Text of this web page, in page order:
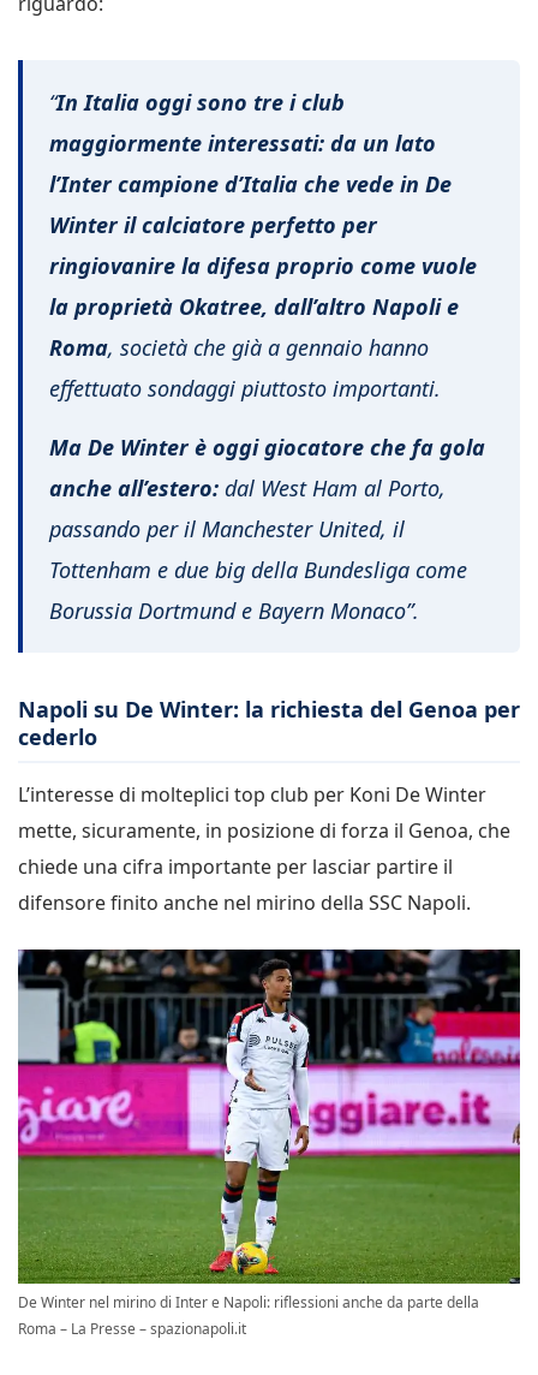
“In Italia oggi sono tre i club
maggiormente interessati: da un lato
l’Inter campione d’Italia che vede in De
Winter il calciatore perfetto per
ringiovanire la difesa proprio come vuole
la proprietà Okatree, dall’altro Napoli e
Roma, società che già a gennaio hanno
effettuato sondaggi piuttosto importanti.
Ma De Winter è oggi giocatore che fa gola
anche all’estero: dal West Ham al Porto,
passando per il Manchester United, il
Tottenham e due big della Bundesliga come
Borussia Dortmund e Bayern Monaco”.
Napoli su De Winter: la richiesta del Genoa per
cederlo
L’interesse di molteplici top club per Koni De Winter
mette, sicuramente, in posizione di forza il Genoa, che
chiede una cifra importante per lasciar partire il
difensore finito anche nel mirino della SSC Napoli.
De Winter nel mirino di Inter e Napoli: riflessioni anche da parte della
Roma – La Presse – spazionapoli.it